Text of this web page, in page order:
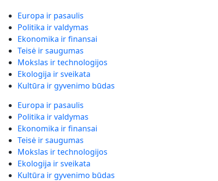
Europa ir pasaulis
Politika ir valdymas
Ekonomika ir finansai
Teisė ir saugumas
Mokslas ir technologijos
Ekologija ir sveikata
Kultūra ir gyvenimo būdas
Europa ir pasaulis
Politika ir valdymas
Ekonomika ir finansai
Teisė ir saugumas
Mokslas ir technologijos
Ekologija ir sveikata
Kultūra ir gyvenimo būdas